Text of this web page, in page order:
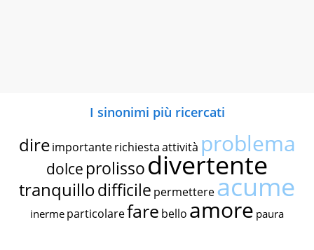
I sinonimi più ricercati
dire importante richiestaattività problema
dolce prolissodivertente
tranquillodifficile permettereacume
inerme particolarefare bello amore paura